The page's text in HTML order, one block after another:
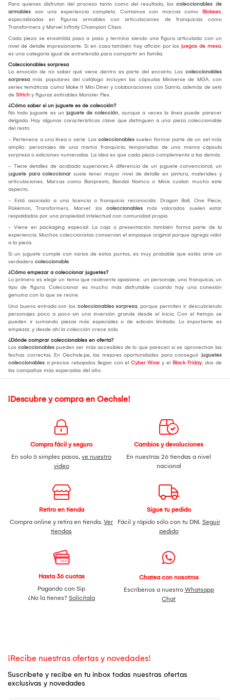
Para quienes disfrutan del proceso tanto como del resultado, los coleccionables de
armables son una experiencia completa. Contamos con marcas como Blokees,
especializadas en figuras armables con articulaciones de franquicias como
Transformers y Marvel Infinity Champion Class.
Cada pieza se ensambla paso a paso y termina siendo una figura articulada con un
nivel de detalle impresionante. Si en casa también hay afición por los juegos de mesa,
es una categoría igual de entretenida para compartir en familia.
Coleccionables sorpresa
La emoción de no saber qué viene dentro es parte del encanto. Los coleccionables
sorpresa más populares del catálogo incluyen las cápsulas Miniverse de MGA, con
series temáticas como Make It Mini Diner y colaboraciones con Sanrio, además de sets
de Stitch y figuras estirables Monster Flex.
¿Cómo saber si un juguete es de colección?
No todo juguete es un juguete de colección, aunque a veces la línea puede parecer
delgada. Hay algunas características clave que distinguen a una pieza coleccionable
del resto:
- Pertenece a una línea o serie: Los coleccionables suelen formar parte de un set más
amplio: personajes de una misma franquicia, temporadas de una misma cápsula
sorpresa o ediciones numeradas. La idea es que cada pieza complementa a las demás.
- Tiene detalles de acabado superiores:A diferencia de un juguete convencional, un
juguete para coleccionar suele tener mayor nivel de detalle en pintura, materiales y
articulaciones. Marcas como Banpresto, Bandai Namco o Minix cuidan mucho este
aspecto.
- Está asociado a una licencia o franquicia reconocida: Dragon Ball, One Piece,
Pokémon, Transformers, Marvel: los coleccionables más valorados suelen estar
respaldados por una propiedad intelectual con comunidad propia.
- Viene en packaging especial: La caja o presentación también forma parte de la
experiencia. Muchos coleccionistas conservan el empaque original porque agrega valor
a la pieza.
Si un juguete cumple con varios de estos puntos, es muy probable que estés ante un
verdadero coleccionable.
¿Cómo empezar a coleccionar juguetes?
Lo primero es elegir un tema que realmente apasione: un personaje, una franquicia, un
tipo de figura. Coleccionar es mucho más disfrutable cuando hay una conexión
genuina con lo que se reúne.
Una buena entrada son los coleccionables sorpresa, porque permiten ir descubriendo
personajes poco a poco sin una inversión grande desde el inicio. Con el tiempo se
pueden ir sumando piezas más especiales o de edición limitada. Lo importante es
empezar, y desde ahí la colección crece sola.
¿Dónde comprar coleccionables en oferta?
Los coleccionables pueden ser más accesibles de lo que parecen si se aprovechan las
fechas correctas. En Oechsle.pe, las mejores oportunidades para conseguir juguetes
coleccionables a precios rebajados llegan con el Cyber Wow y el Black Friday, dos de
las campañas más esperadas del año.
¡Descubre y compra en Oechsle!
Compra fácil y seguro
En solo 6 simples pasos, ve nuestro
video
Cambios y devoluciones
En nuestras 26 tiendas a nivel
nacional
Retiro en tienda
Compra online y retira en tienda. Ver
tiendas
Sigue tu pedido
Fácil y rápido sólo con tu DNI. Seguir
pedido
Hasta 36 cuotas
Pagando con Sip
¿No la tienes? Solicítala
Chatea con nosotros
Escríbenos a nuestro Whatsapp
Chat
¡Recibe nuestras ofertas y novedades!
Suscríbete y recibe en tu inbox todas nuestras ofertas
exclusivas y novedades